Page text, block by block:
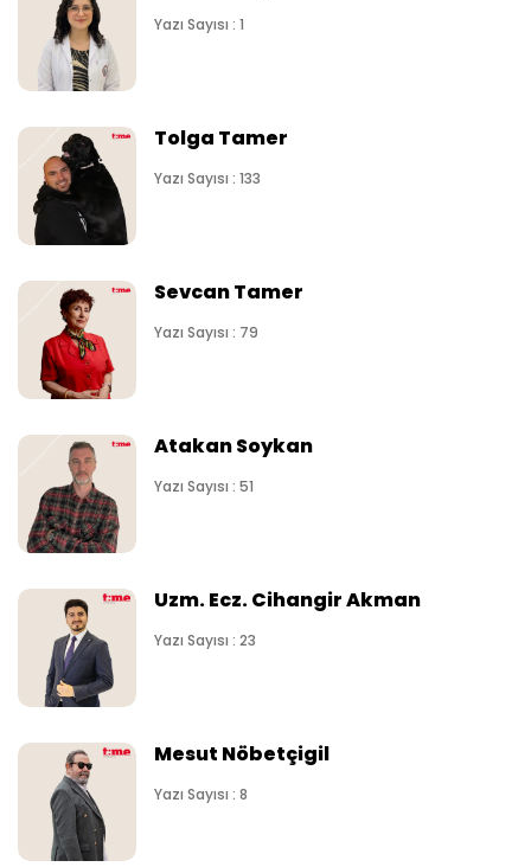
Yazı Sayısı : 1
Tolga Tamer
Yazı Sayısı : 133
Sevcan Tamer
Yazı Sayısı : 79
Atakan Soykan
Yazı Sayısı : 51
Uzm. Ecz. Cihangir Akman
Yazı Sayısı : 23
Mesut Nöbetçigil
Yazı Sayısı : 8